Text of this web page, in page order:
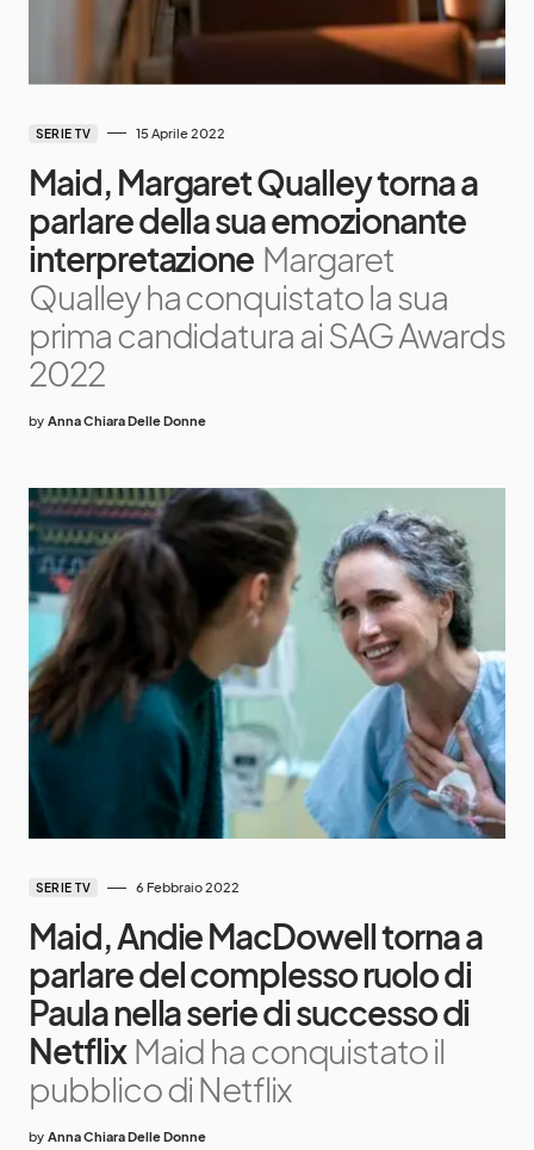
SERIE TV 15 Aprile 2022
Maid, Margaret Qualley torna a
parlare della sua emozionante
interpretazione Margaret
Qualley ha conquistato la sua
prima candidatura ai SAG Awards
2022
by Anna Chiara Delle Donne
SERIE TV 6 Febbraio 2022
Maid, Andie MacDowell torna a
parlare del complesso ruolo di
Paula nella serie di successo di
Netflix Maid ha conquistato il
pubblico di Netflix
by Anna Chiara Delle Donne